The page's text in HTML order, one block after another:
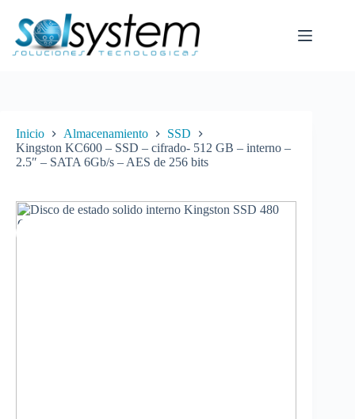
contenido
Inicio Almacenamiento
SSD
Kingston KC600 – SSD – cifrado- 512 GB – interno –
2.5″ – SATA 6Gb/s – AES de 256 bits